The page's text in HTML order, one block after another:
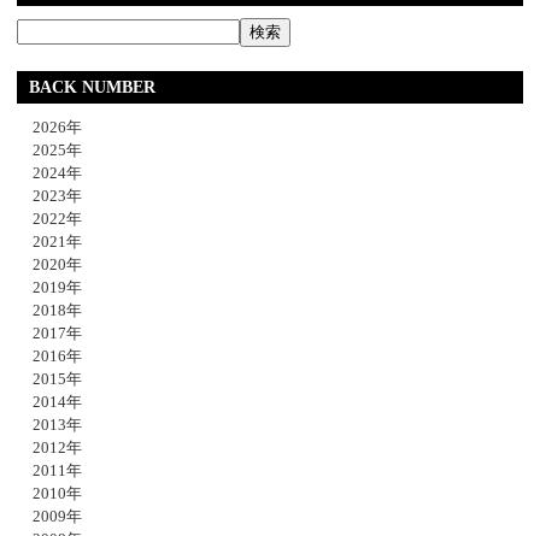
BACK NUMBER
2026年
2025年
2024年
2023年
2022年
2021年
2020年
2019年
2018年
2017年
2016年
2015年
2014年
2013年
2012年
2011年
2010年
2009年